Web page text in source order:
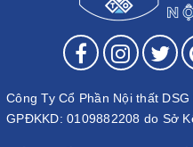
Công Ty Cổ Phần Nội thất DSG
GPĐKKD: 0109882208 do Sở